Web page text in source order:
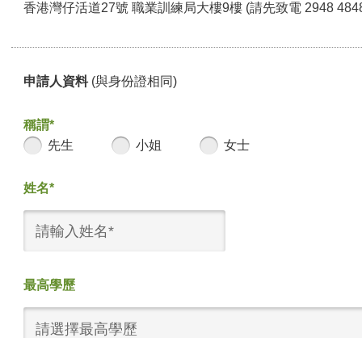
香港灣仔活道27號 職業訓練局大樓9樓 (請先致電 2948
申請人資料 (與身份證相同)
稱謂*
先生
小姐 女士
姓名*
最高學歷
請選擇最高學歷